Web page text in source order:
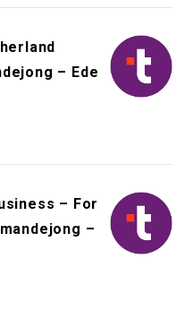
– Ede
– For
–